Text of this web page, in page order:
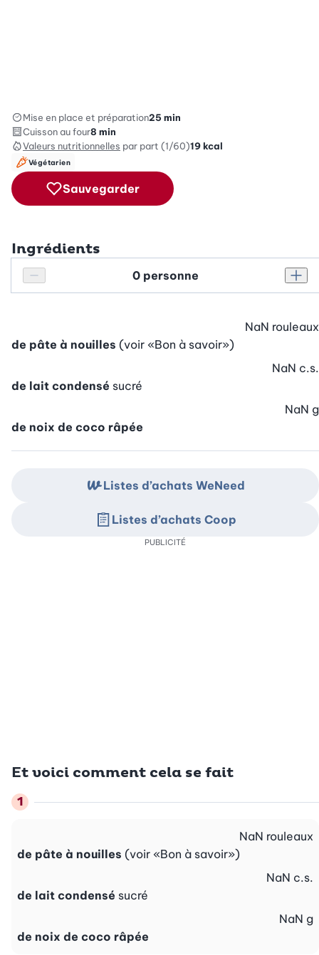
Mise en place et préparation25 min
Cuisson au four8 min
Valeurs nutritionnelles par part (1/60)19kcal
Végétarien
Sauvegarder
Ingrédients
Réduire le nombre de personnes
Personnes
de pâte à nouilles (voir «Bon à savoir»)
NaN rouleaux
de lait condensé sucré
NaN c.s.
de noix de coco râpée
NaN g
Et voici comment cela se fait
de pâte à nouilles (voir «Bon à savoir»)
NaN rouleaux
de lait condensé sucré
NaN c.s.
de noix de coco râpée
NaN g
Listes d’achats WeNeed
Listes d’achats Coop
PUBLICITÉ